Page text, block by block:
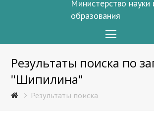
Министерство науки
образования
Menu
Результаты поиска по
"Шипилина"
Результаты поиска